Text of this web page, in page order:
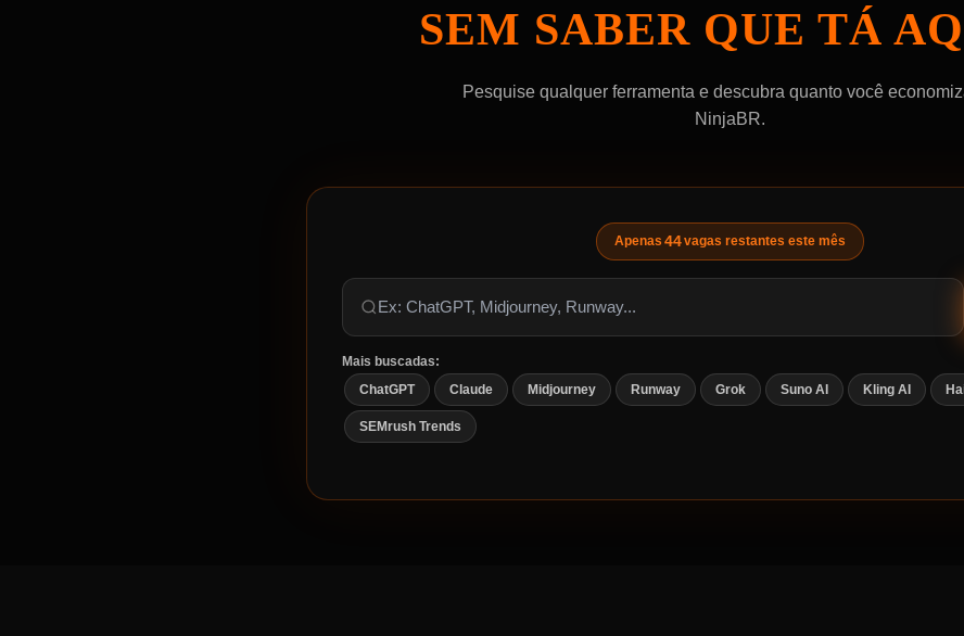
SEM SABER QUE TÁ
Pesquise qualquer ferramenta e descubra quanto você
NinjaBR.
Apenas 44vagas restantes este mês
Mais buscadas:
ChatGPT Claude Midjourney Runway Grok Suno AI Kling AI
SEMrush Trends